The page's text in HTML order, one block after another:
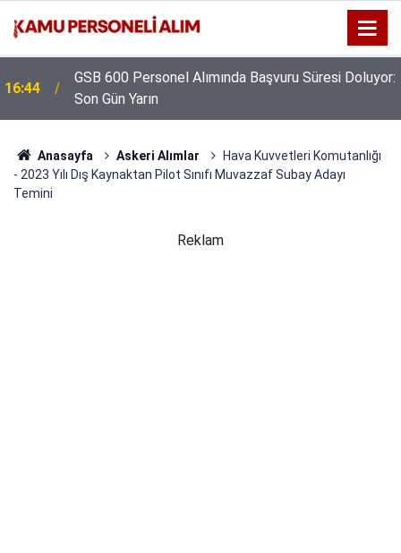
16:44
GSB 600 Personel Alımında Başvuru Süresi Doluyor:
Son Gün Yarın
Anasayfa Askeri Alımlar
Hava Kuvvetleri Komutanlığı
- 2023 Yılı Dış Kaynaktan Pilot Sınıfı Muvazzaf Subay Adayı
Temini
Reklam